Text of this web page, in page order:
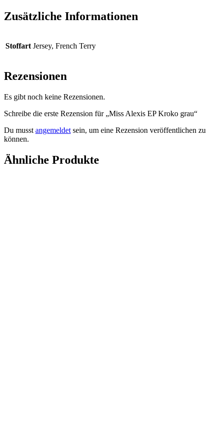
Zusätzliche Informationen
Stoffart Jersey, French Terry
Rezensionen
Es gibt noch keine Rezensionen.
Schreibe die erste Rezension für „Miss Alexis EP Kroko grau“
Du musst angemeldet sein, um eine Rezension veröffentlichen zu
können.
Ähnliche Produkte